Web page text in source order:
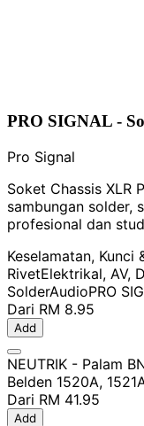
PRO SIGNAL -
Pro Signal
Soket Chassis XLR
sambungan solder,
profesional dan
Keselamatan, Kunci
RivetElektrikal, AV,
SolderAudioPRO
Dari RM 8.95
Add
NEUTRIK - Palam
Belden 1520A,
Dari RM 41.95
Add